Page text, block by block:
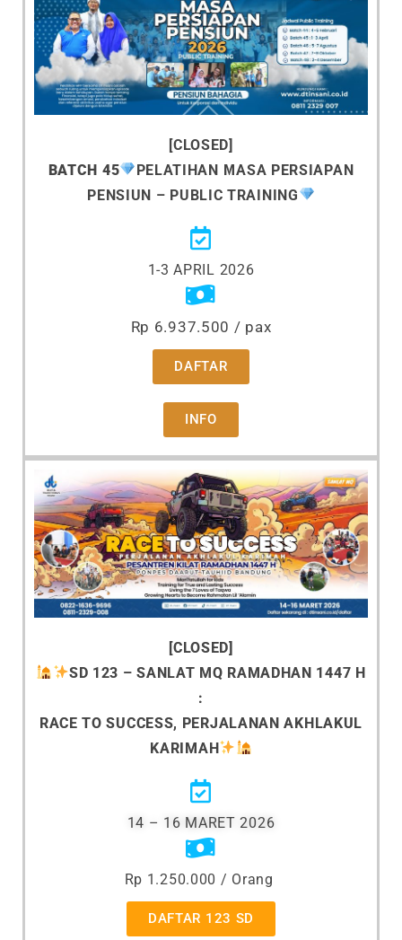
[CLOSED]
BATCH 45
PELATIHAN MASA PERSIAPAN
PENSIUN – PUBLIC TRAINING
1-3 APRIL 2026
Rp 6.937.500 / pax
DAFTAR
INFO
[CLOSED]
SD 123 –SANLAT MQ RAMADHAN 1447 H
:
RACE TO SUCCESS, PERJALANAN AKHLAKUL
KARIMAH
14 – 16 MARET 2026
Rp 1.250.000 / Orang
DAFTAR 123 SD